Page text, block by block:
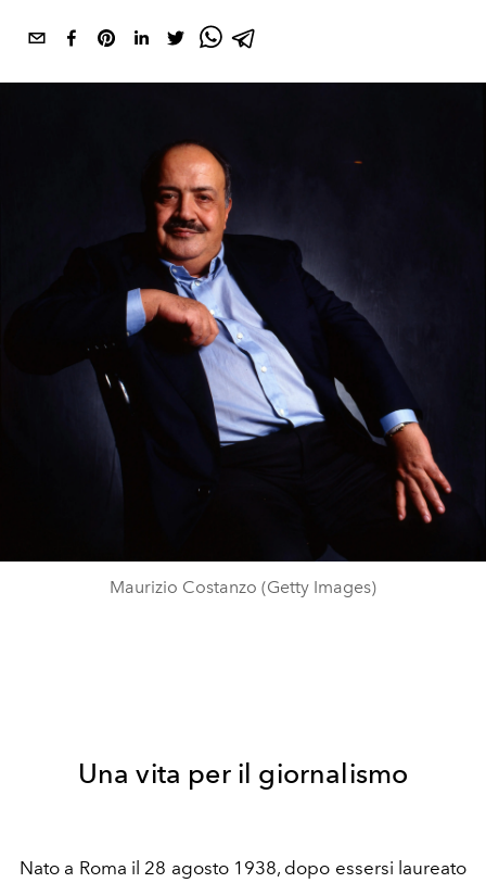
Maurizio Costanzo (Getty Images)
Una vita per il giornalismo
Nato a Roma il 28 agosto 1938, dopo essersi laureato